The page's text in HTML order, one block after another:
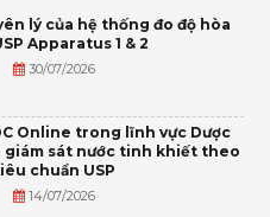
lý của hệ thống đo độ hòa
Apparatus 1 & 2
30/07/2026
Online trong lĩnh vực Dược
giám sát nước tinh khiết theo
chuẩn USP
14/07/2026